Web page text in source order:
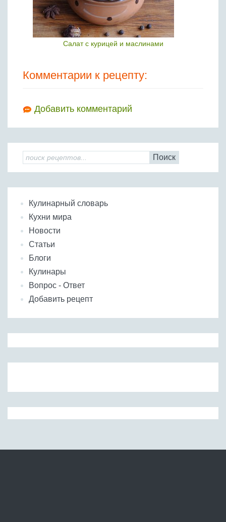
Салат с курицей и маслинами
Комментарии к рецепту:
Добавить комментарий
Поиск
Кулинарный словарь
Кухни мира
Новости
Статьи
Блоги
Кулинары
Вопрос - Ответ
Добавить рецепт